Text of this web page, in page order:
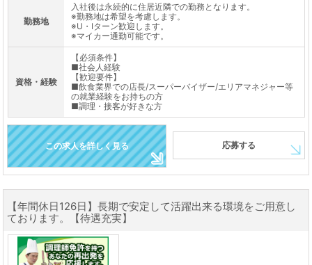
勤務地
入社後は永続的に住居近隣での勤務となります。
※勤務地は希望を考慮します。
※U・Iターン歓迎します。
※マイカー通勤可能です。
資格・経験
【必須条件】
■社会人経験
【歓迎要件】
■飲食業界での店長/スーパーバイザー/エリアマネジャー等
の就業経験をお持ちの方
■調理・接客が好きな方
この求人を詳しく見る 応募する
【年間休日126日】長期で安定して活躍出来る環境をご用意し
ております。【待遇充実】